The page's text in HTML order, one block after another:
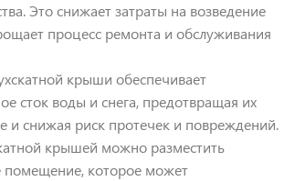
Это снижает затраты на возведение
процесс ремонта и обслуживания
крыши обеспечивает
сток воды и снега, предотвращая их
и снижая риск протечек и повреждений.
крышей можно разместить
помещение, которое может